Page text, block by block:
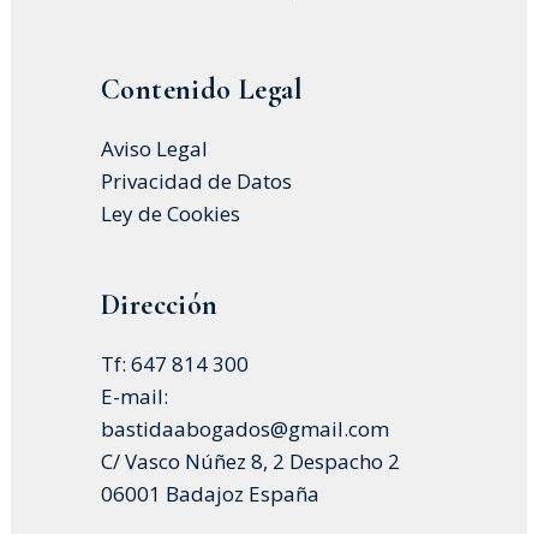
Contenido Legal
Aviso Legal
Privacidad de Datos
Ley de Cookies
Dirección
Tf: 647 814 300
E-mail:
bastidaabogados@gmail.com
C/ Vasco Núñez 8, 2 Despacho 2
06001 Badajoz España